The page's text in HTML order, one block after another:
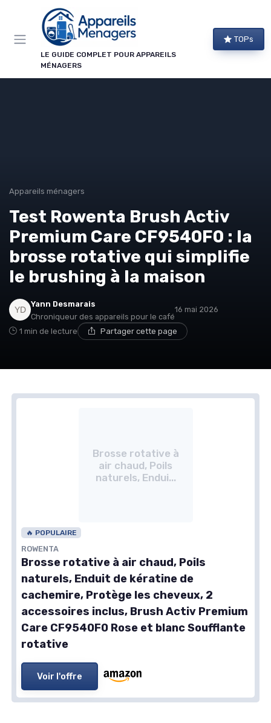
LE GUIDE COMPLET POUR APPAREILS
MÉNAGERS
TOPs
Appareils ménagers
Test Rowenta Brush Activ
Premium Care CF9540F0 : la
brosse rotative qui simplifie
le brushing à la maison
Yann Desmarais
Chroniqueur des appareils pour le café
16 mai 2026
1 min de lecture Partager cette page
Brosse rotative à
air chaud, Poils
naturels, Endui...
🔥 POPULAIRE
ROWENTA
Brosse rotative à air chaud, Poils
naturels, Enduit de kératine de
cachemire, Protège les cheveux, 2
accessoires inclus, Brush Activ Premium
Care CF9540F0 Rose et blanc Soufflante
rotative
Voir l'offre
Panneau de gestion des cookies